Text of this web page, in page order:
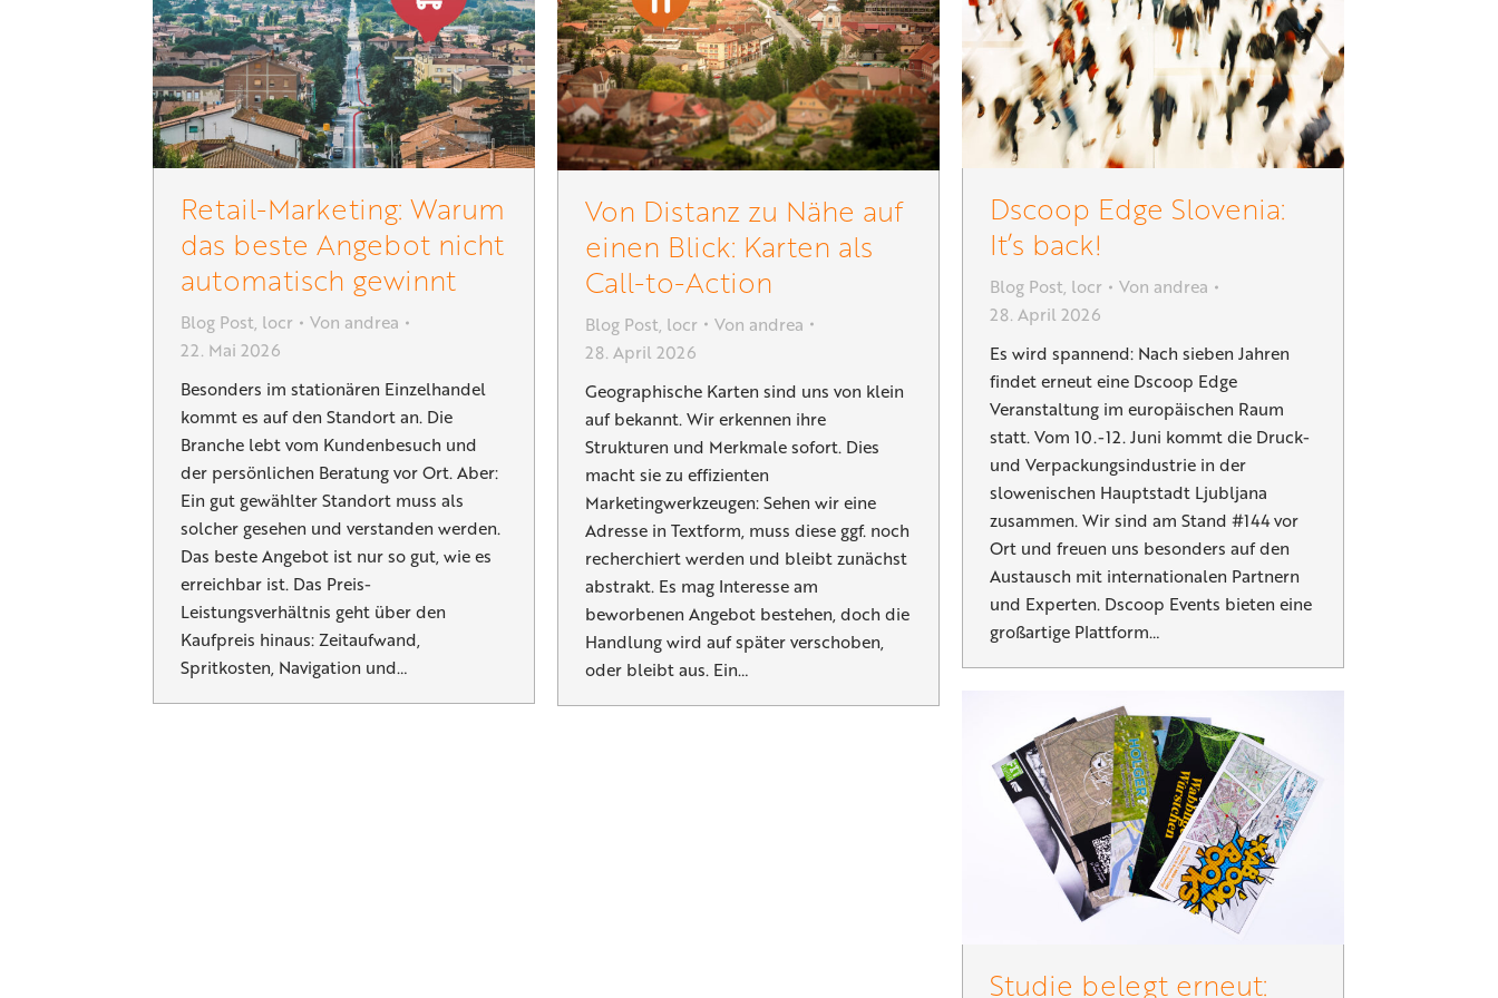
Retail-Marketing: Warum
das beste Angebot nicht
automatisch gewinnt
Blog Post, locr Von andrea
22. Mai 2026
Besonders im stationären Einzelhandel
kommt es auf den Standort an. Die
Branche lebt vom Kundenbesuch und
der persönlichen Beratung vor Ort. Aber:
Ein gut gewählter Standort muss als
solcher gesehen und verstanden werden.
Das beste Angebot ist nur so gut, wie es
erreichbar ist. Das Preis-
Leistungsverhältnis geht über den
Kaufpreis hinaus: Zeitaufwand,
Spritkosten, Navigation und…
Von Distanz zu Nähe auf
einen Blick: Karten als
Call-to-Action
Blog Post, locr Von andrea
28. April 2026
Geographische Karten sind uns von klein
auf bekannt. Wir erkennen ihre
Strukturen und Merkmale sofort. Dies
macht sie zu effizienten
Marketingwerkzeugen: Sehen wir eine
Adresse in Textform, muss diese ggf. noch
recherchiert werden und bleibt zunächst
abstrakt. Es mag Interesse am
beworbenen Angebot bestehen, doch die
Handlung wird auf später verschoben,
oder bleibt aus. Ein…
Dscoop Edge Slovenia:
It’s back!
Blog Post, locr Von andrea
28. April 2026
Es wird spannend: Nach sieben Jahren
findet erneut eine Dscoop Edge
Veranstaltung im europäischen Raum
statt. Vom 10.-12. Juni kommt die Druck-
und Verpackungsindustrie in der
slowenischen Hauptstadt Ljubljana
zusammen. Wir sind am Stand #144 vor
Ort und freuen uns besonders auf den
Austausch mit internationalen Partnern
und Experten. Dscoop Events bieten eine
großartige Plattform…
Studie belegt erneut: